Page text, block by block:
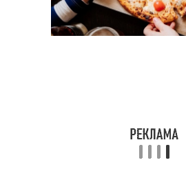
Пицца на тонком тесто